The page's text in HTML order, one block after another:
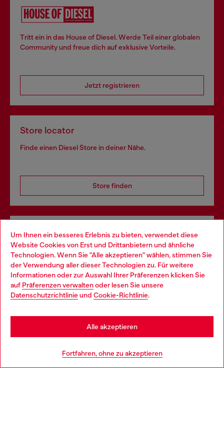
Um Ihnen ein besseres Erlebnis zu bieten, verwendet diese
Website Cookies von Erst und Drittanbietern und ähnliche
Technologien. Wenn Sie "Alle akzeptieren" wählen, stimmen Sie
der Verwendung aller dieser Technologien zu. Für weitere
Informationen oder zur Auswahl Ihrer Präferenzen klicken Sie
auf Präferenzen verwaltenoder lesen Sie unsere
Datenschutzrichtlinieund Cookie-Richtlinie.
Fortfahren, ohne zu akzeptieren
Alle akzeptieren
Tritt ein in das House of Diesel. Werde Teil einer globalen
Community und freue dich auf exklusive Vorteile.
Jetzt registrieren
Store locator
Finde einen Diesel Store in deiner Nähe.
Store finden
Omnichannel-Services
Entdecke unser gesamtes Service-Angebot, online und
im Store.
Mehr erfahren
Choose your location
You are currently browsing Schweiz website, but it seems you
may be based in United States